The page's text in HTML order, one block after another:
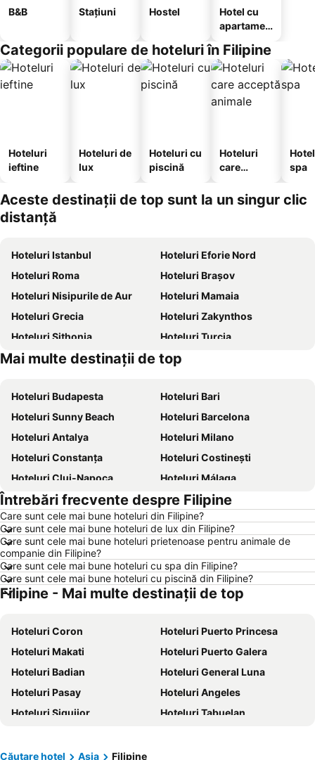
B&B Stațiuni Hostel
Hotel cu
apartamen
Categorii populare de hoteluri în Filipine
Hoteluri
ieftine
Hoteluri de
lux
Hoteluri cu
piscină
Hoteluri
care
animale
spa
Aceste destinații de top sunt la un singur clic
distanță
Hoteluri Istanbul
Hoteluri Eforie Nord
Hoteluri Roma
Hoteluri Brașov
Hoteluri Nisipurile de Aur
Hoteluri Mamaia
Hoteluri Grecia
Hoteluri Zakynthos
Hoteluri Sithonia
Hoteluri Turcia
Hoteluri Corfu
Hoteluri Thassos
Mai multe destinații de top
Hoteluri Budapesta
Hoteluri Bari
Hoteluri Sunny Beach
Hoteluri Barcelona
Hoteluri Antalya
Hoteluri Milano
Hoteluri Constanța
Hoteluri Costinești
Hoteluri Cluj-Napoca
Hoteluri Málaga
Hoteluri Benidorm
Hoteluri Neptun
Hoteluri Durrës
Hoteluri Alicante
Hoteluri Atena
Hoteluri Rimini
Hoteluri Nisa
Hoteluri Viena
Hoteluri Paris
Hoteluri Chalkidiki
Hoteluri România
Hoteluri Costa Brava
Hoteluri Sardinia
Hoteluri Phu Quoc
Întrebări frecvente despre Filipine
Care sunt cele mai bune hoteluri din Filipine?
Care sunt cele mai bune hoteluri de lux din Filipine?
Care sunt cele mai bune hoteluri prietenoase pentru animale de
companie din Filipine?
Care sunt cele mai bune hoteluri cu spa din Filipine?
Care sunt cele mai bune hoteluri cu piscină din Filipine?
Filipine - Mai multe destinații de top
Hoteluri Coron
Hoteluri Puerto Princesa
Hoteluri Makati
Hoteluri Puerto Galera
Hoteluri Badian
Hoteluri General Luna
Hoteluri Pasay
Hoteluri Angeles
Hoteluri Siquijor
Hoteluri Tabuelan
Hoteluri San Juan
Căutare hotel Asia Filipine